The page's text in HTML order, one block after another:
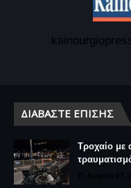
ΔΙΑΒΆΣΤΕ ΕΠΊΣΗΣ
Τροχαίο με